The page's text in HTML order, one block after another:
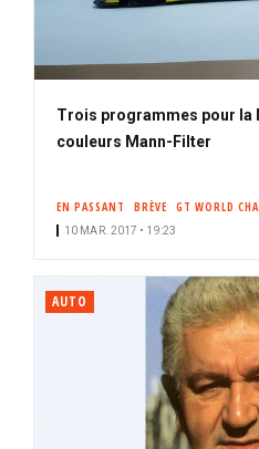
Trois programmes pour la
couleurs Mann-Filter
EN PASSANT BRÈVE GT WORLD
10 MAR. 2017 • 19:23
AUTO